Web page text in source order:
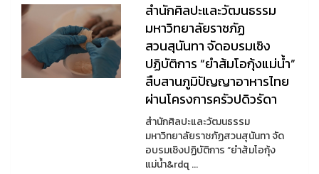
สำนักศิลปะและวัฒนธรรม
มหาวิทยาลัยราชภัฏ
สวนสุนันทา จัดอบรมเชิง
ปฏิบัติการ “ยำส้มโอกุ้งแม่น้ำ”
สืบสานภูมิปัญญาอาหารไทย
ผ่านโครงการครัวปดิวรัดา
สำนักศิลปะและวัฒนธรรม
มหาวิทยาลัยราชภัฏสวนสุนันทา จัด
อบรมเชิงปฏิบัติการ “ยำส้มโอกุ้ง
แม่น้ำ&rdq ...